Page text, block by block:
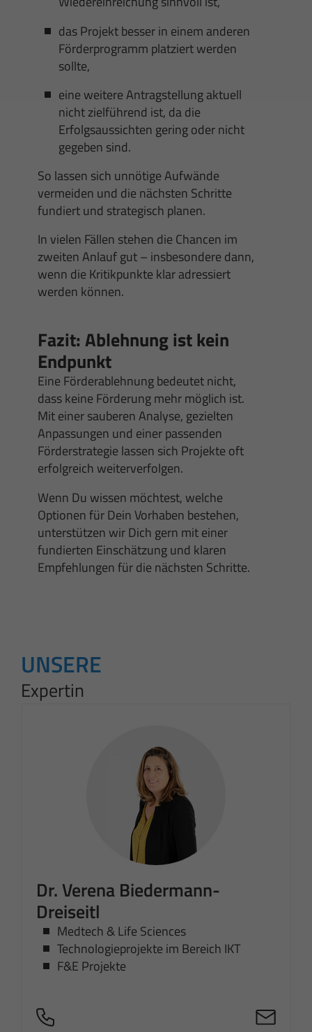
das Projekt besser in einem anderen
Förderprogramm platziert werden
sollte,
eine weitere Antragstellung aktuell
nicht zielführend ist, da die
Erfolgsaussichten gering oder nicht
gegeben sind.
So lassen sich unnötige Aufwände
vermeiden und die nächsten Schritte
fundiert und strategisch planen.
In vielen Fällen stehen die Chancen im
zweiten Anlauf gut – insbesondere dann,
wenn die Kritikpunkte klar adressiert
werden können.
Fazit: Ablehnung ist kein
Endpunkt
Eine Förderablehnung bedeutet nicht,
dass keine Förderung mehr möglich ist.
Mit einer sauberen Analyse, gezielten
Anpassungen und einer passenden
Förderstrategie lassen sich Projekte oft
erfolgreich weiterverfolgen.
Wenn Du wissen möchtest, welche
Optionen für Dein Vorhaben bestehen,
unterstützen wir Dich gern mit einer
fundierten Einschätzung und klaren
Empfehlungen für die nächsten Schritte.
UNSERE
Expertin
Dr. Verena Biedermann-
Dreiseitl
Medtech & Life Sciences
Technologieprojekte im Bereich IKT
F&E Projekte